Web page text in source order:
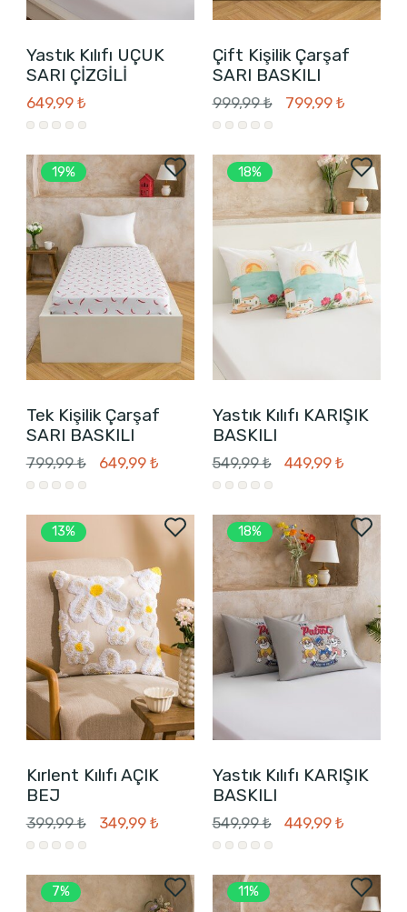
Yastık Kılıfı UÇUK
SARI ÇİZGİLİ
649,99 ₺
Çift Kişilik Çarşaf
SARI BASKILI
999,99 ₺ 799,99 ₺
19%
Tek Kişilik Çarşaf
SARI BASKILI
799,99 ₺ 649,99 ₺
18%
Yastık Kılıfı KARIŞIK
BASKILI
549,99 ₺ 449,99 ₺
13%
Kırlent Kılıfı AÇIK
BEJ
399,99 ₺ 349,99 ₺
18%
Yastık Kılıfı KARIŞIK
BASKILI
549,99 ₺ 449,99 ₺
7% 11%